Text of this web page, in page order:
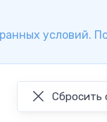
условий.
Сбросить